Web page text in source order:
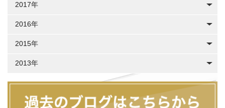
2017年
2016年
2015年
2013年